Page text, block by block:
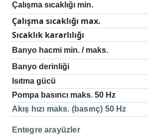
Çalışma sıcaklığı min.
Çalışma sıcaklığı max.
Sıcaklık kararlılığı
Banyo hacmi min. / maks.
Banyo derinliği
Isıtma gücü
Pompa basıncı maks. 50 Hz
Akış hızı maks. (basınç) 50 Hz
Entegre arayüzler